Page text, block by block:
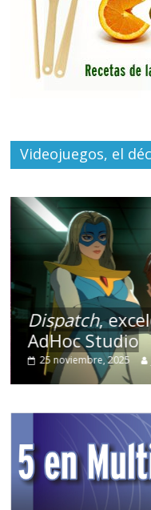
Videojuegos, el
Dispatch,
AdHoc Studio
25 noviembre, 2025